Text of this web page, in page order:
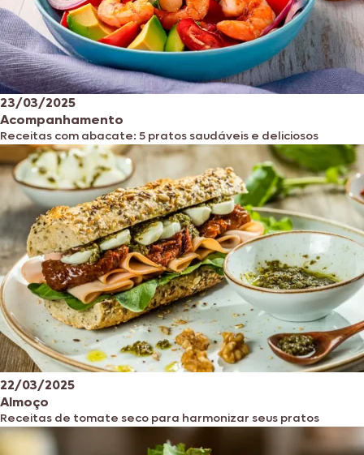
23/03/2025
Acompanhamento
Receitas com abacate: 5 pratos saudáveis ​​e deliciosos
22/03/2025
Almoço
Receitas de tomate seco para harmonizar seus pratos